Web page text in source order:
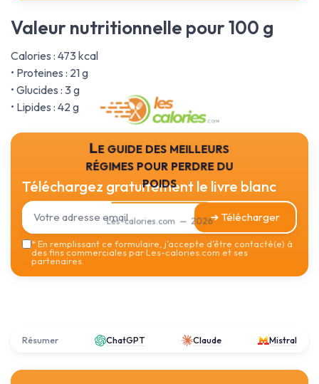
Valeur nutritionnelle pour 100 g
Calories : 473 kcal
• Proteines : 21 g
• Glucides : 3 g
• Lipides : 42 g
Le guide des meilleurs
régimes pour perdre du
poids
Les-calories.com — 2026
Téléchargez gratuitement le livre blanc
➔ Télécharger
*En remplissant ce formulaire, j’accepte d’être contacté(e) à
des fins commerciales par Les-calories.com et ses
partenaires.
Résumer ChatGPT Claude Mistral